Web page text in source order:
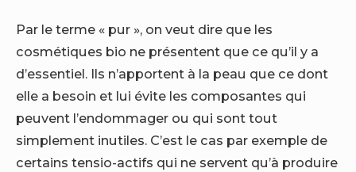
Par le terme « pur », on veut dire que les
cosmétiques bio ne présentent que ce qu’il y a
d’essentiel. Ils n’apportent à la peau que ce dont
elle a besoin et lui évite les composantes qui
peuvent l’endommager ou qui sont tout
simplement inutiles. C’est le cas par exemple de
certains tensio-actifs qui ne servent qu’à produire